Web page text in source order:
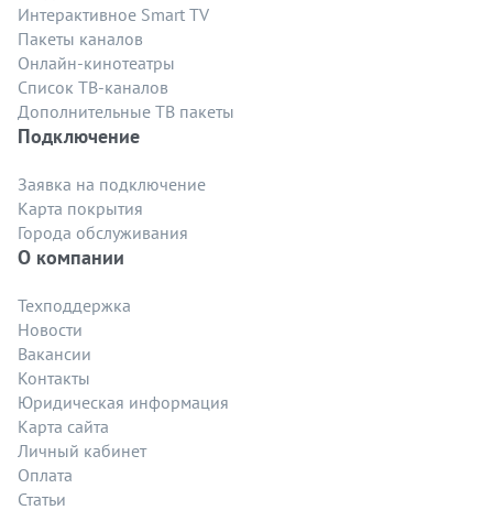
Интерактивное Smart TV
Пакеты каналов
Онлайн-кинотеатры
Список ТВ-каналов
Дополнительные ТВ пакеты
Подключение
Заявка на подключение
Карта покрытия
Города обслуживания
О компании
Техподдержка
Новости
Вакансии
Контакты
Юридическая информация
Карта сайта
Личный кабинет
Оплата
Статьи